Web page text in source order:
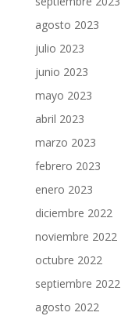
agosto 2023
julio 2023
junio 2023
mayo 2023
abril 2023
marzo 2023
febrero 2023
enero 2023
diciembre 2022
noviembre 2022
octubre 2022
septiembre 2022
agosto 2022